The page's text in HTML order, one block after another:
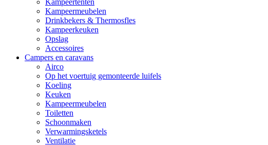
Kampeertenten
Kampeermeubelen
Drinkbekers & Thermosfles
Kampeerkeuken
Opslag
Accessoires
Campers en caravans
Airco
Op het voertuig gemonteerde luifels
Koeling
Keuken
Kampeermeubelen
Toiletten
Schoonmaken
Verwarmingsketels
Ventilatie